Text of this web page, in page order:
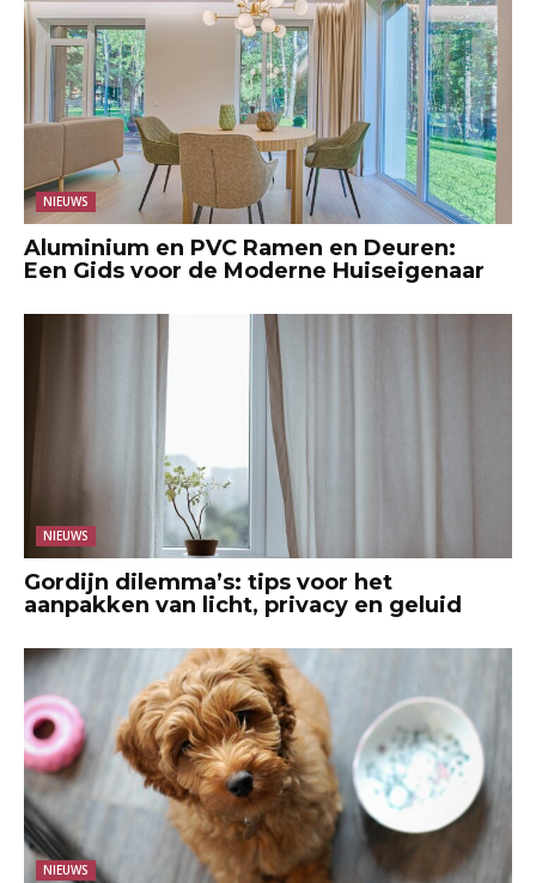
NIEUWS
Aluminium en PVC Ramen en Deuren:
Een Gids voor de Moderne Huiseigenaar
NIEUWS
Gordijn dilemma’s: tips voor het
aanpakken van licht, privacy en geluid
NIEUWS